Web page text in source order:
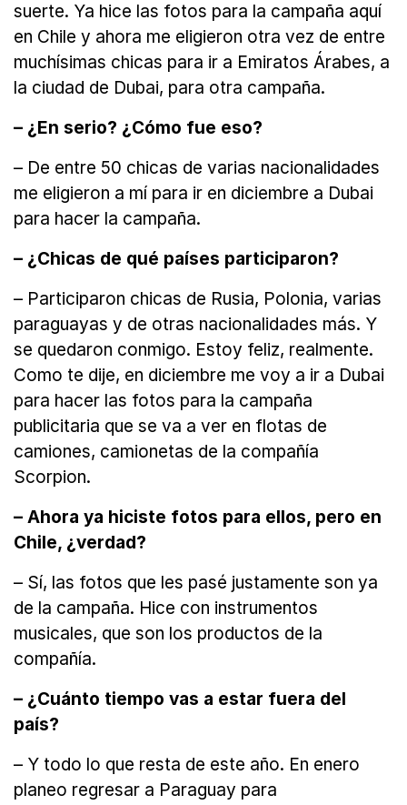
suerte. Ya hice las fotos para la campaña aquí
en Chile y ahora me eligieron otra vez de entre
muchísimas chicas para ir a Emiratos Árabes, a
la ciudad de Dubai, para otra campaña.
– ¿En serio? ¿Cómo fue eso?
– De entre 50 chicas de varias nacionalidades
me eligieron a mí para ir en diciembre a Dubai
para hacer la campaña.
– ¿Chicas de qué países participaron?
– Participaron chicas de Rusia, Polonia, varias
paraguayas y de otras nacionalidades más. Y
se quedaron conmigo. Estoy feliz, realmente.
Como te dije, en diciembre me voy a ir a Dubai
para hacer las fotos para la campaña
publicitaria que se va a ver en flotas de
camiones, camionetas de la compañía
Scorpion.
– Ahora ya hiciste fotos para ellos, pero en
Chile, ¿verdad?
– Sí, las fotos que les pasé justamente son ya
de la campaña. Hice con instrumentos
musicales, que son los productos de la
compañía.
– ¿Cuánto tiempo vas a estar fuera del
país?
– Y todo lo que resta de este año. En enero
planeo regresar a Paraguay para